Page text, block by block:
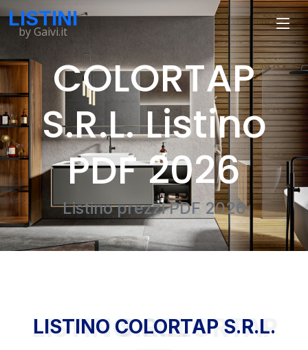
LISTINI
by Gaivi.it
COLORTAP
S.R.L. Listino
PDF 2026
Listino prezzi PDF 2026
LISTINO COLORTAP S.R.L.
LISTINO COLORTAP S.R.L.